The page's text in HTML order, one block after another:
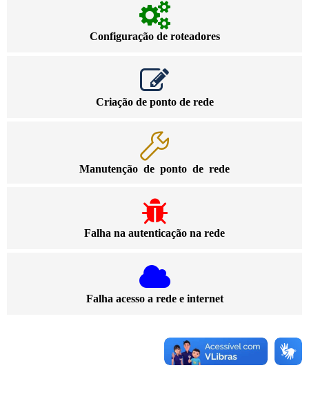
Configuração de roteadores
Criação de ponto de rede
Manutenção de ponto de rede
Falha na autenticação na rede
Falha acesso a rede e internet